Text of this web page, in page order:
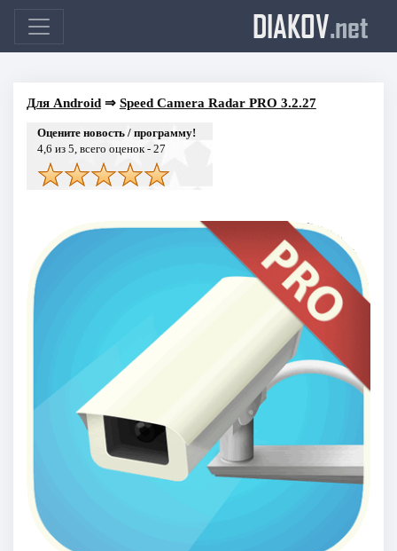
DIAKOV.net
Для Android⇒ Speed Camera Radar PRO 3.2.27
Оцените новость / программу!
4,6 из 5, всего оценок - 27